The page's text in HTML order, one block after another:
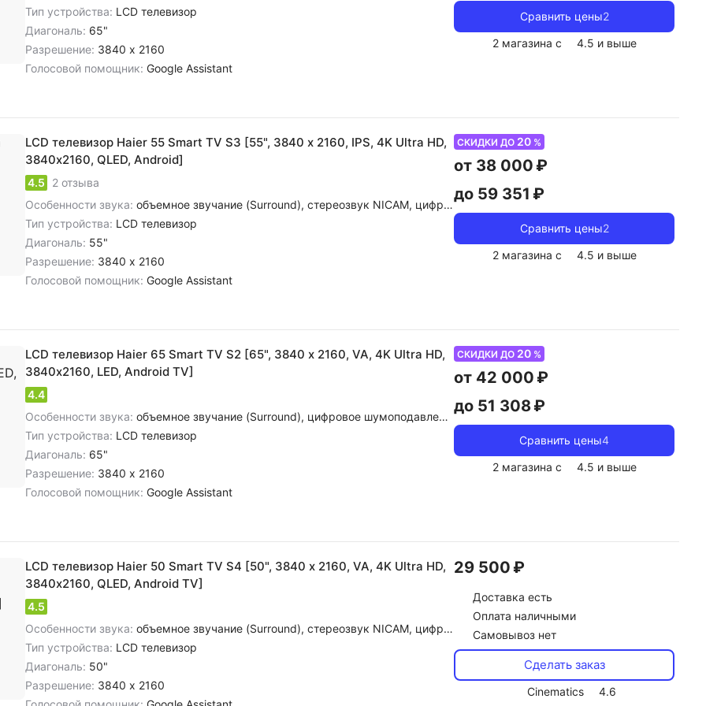
Тип устройства: LCD телевизор
Диагональ: 65"
Разрешение: 3840 x 2160
Голосовой помощник: Google Assistant
Сравнить цены2
2 магазина с
4.5 и выше
LCD телевизор Haier 55 Smart TV S3 [55", 3840 x 2160, IPS, 4K Ultra HD,
3840х2160, QLED, Android]
4.5
2 отзыва
Особенности звука: объемное звучание (Surround), cтереозвук NICAM, цифровое шумоподавление, dolby Atmos, dolby Digital
Тип устройства: LCD телевизор
Диагональ: 55"
Разрешение: 3840 x 2160
Голосовой помощник: Google Assistant
СКИДКИ ДО 20 %
от 38 000 ₽
до 59 351 ₽
Сравнить цены2
2 магазина с
4.5 и выше
LCD телевизор Haier 65 Smart TV S2 [65", 3840 x 2160, VA, 4K Ultra HD,
3840х2160, LED, Android TV]
4.4
Особенности звука: объемное звучание (Surround), цифровое шумоподавление, dolby Digital
Тип устройства: LCD телевизор
Диагональ: 65"
Разрешение: 3840 x 2160
Голосовой помощник: Google Assistant
СКИДКИ ДО 20 %
от 42 000 ₽
до 51 308 ₽
Сравнить цены4
2 магазина с
4.5 и выше
LCD телевизор Haier 50 Smart TV S4 [50", 3840 x 2160, VA, 4K Ultra HD,
3840х2160, QLED, Android TV]
4.5
Особенности звука: объемное звучание (Surround), cтереозвук NICAM, цифровое шумоподавление, dolby Atmos, dolby Digital, DTS
Тип устройства: LCD телевизор
Диагональ: 50"
Разрешение: 3840 x 2160
29 500 ₽
Доставка есть
Оплата наличными
Самовывоз нет
Сделать заказ
Cinematics 4.6